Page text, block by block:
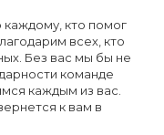
кто помог
всех, кто
Без вас мы бы не
команде
каждым из вас.
к вам в